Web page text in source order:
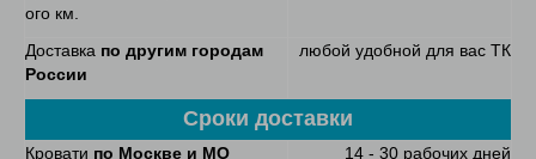
ого км.
Доставка по другим городам
России
любой удобной для вас ТК
Сроки доставки
Кровати по Москве и МО 14 - 30 рабочих дней